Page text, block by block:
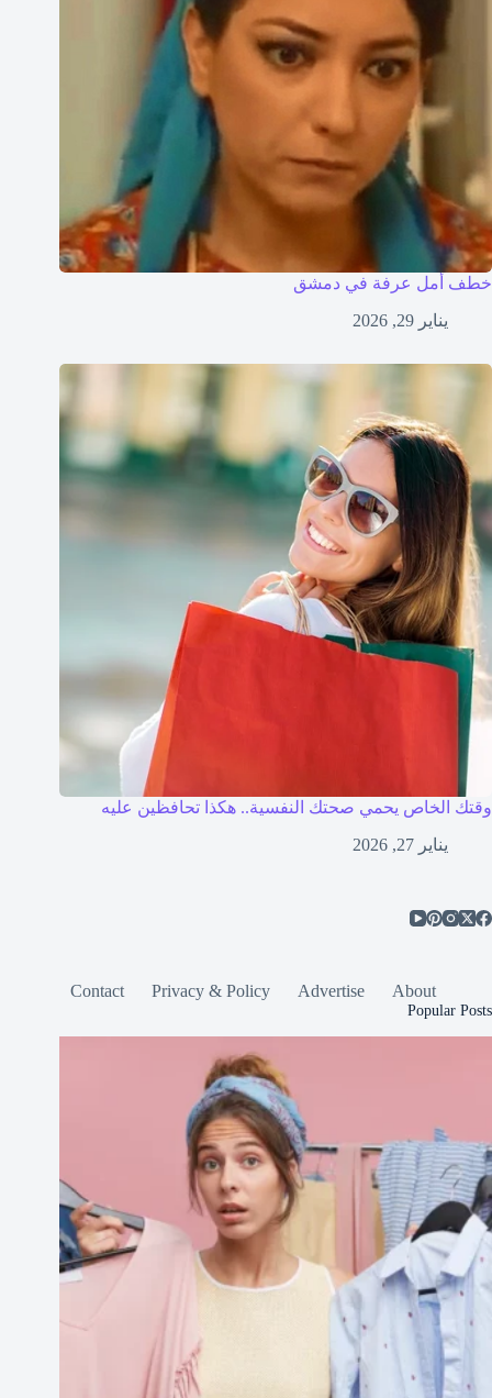
خطف أمل عرفة في دمشق
يناير 29, 2026
وقتك الخاص يحمي صحتك النفسية.. هكذا تحافظين عليه
يناير 27, 2026
About
Advertise
Privacy & Policy
Contact
Popular Posts